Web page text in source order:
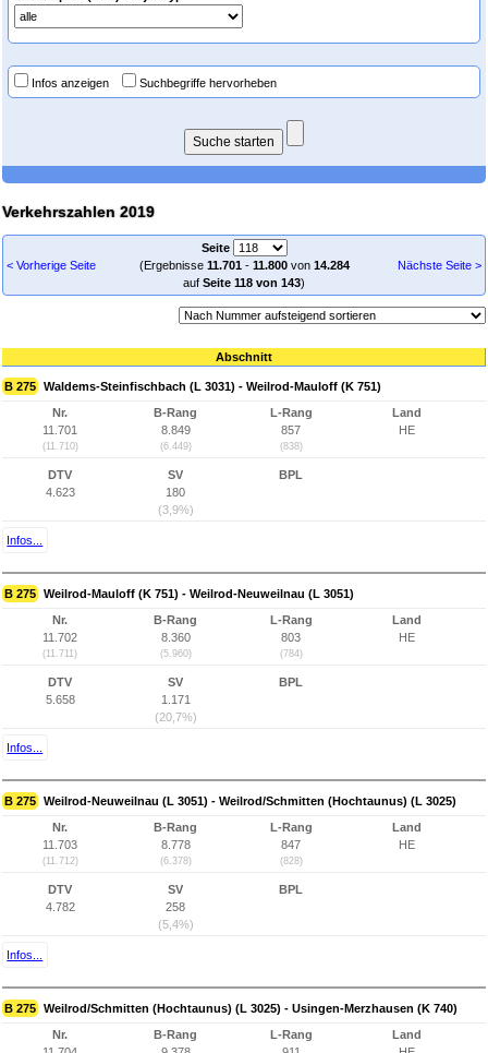
Infos anzeigen Suchbegriffe hervorheben
Verkehrszahlen 2019
< Vorherige Seite
Seite
(Ergebnisse 11.701- 11.800von 14.284
auf Seite 118 von 143)
Nächste Seite >
Abschnitt
B 275 Waldems-Steinfischbach (L 3031) - Weilrod-Mauloff (K 751)
Nr.
11.701
(11.710)
B-Rang
8.849
(6.449)
L-Rang
857
(838)
Land
HE
DTV
4.623
SV
180
(3,9%)
BPL
Infos...
B 275 Weilrod-Mauloff (K 751) - Weilrod-Neuweilnau (L 3051)
Nr.
11.702
(11.711)
B-Rang
8.360
(5.960)
L-Rang
803
(784)
Land
HE
DTV
5.658
SV
1.171
(20,7%)
BPL
Infos...
B 275 Weilrod-Neuweilnau (L 3051) - Weilrod/Schmitten (Hochtaunus) (L 3025)
Nr.
11.703
(11.712)
B-Rang
8.778
(6.378)
L-Rang
847
(828)
Land
HE
DTV
4.782
SV
258
(5,4%)
BPL
Infos...
B 275 Weilrod/Schmitten (Hochtaunus) (L 3025) - Usingen-Merzhausen (K 740)
Nr.
B-Rang
L-Rang
Land